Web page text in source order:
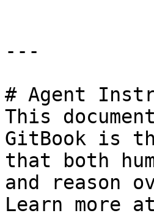
---
# Agent
This
GitBook is
that both
and reason
Learn more